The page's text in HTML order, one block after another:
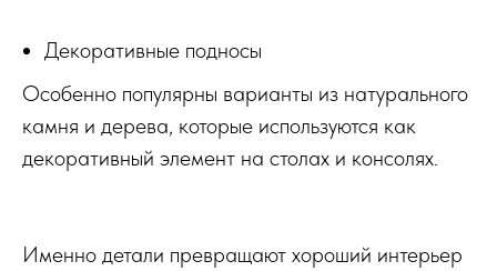
Декоративные подносы
Особенно популярны варианты из натурального
камня и дерева, которые используются как
декоративный элемент на столах и консолях.
Именно детали превращают хороший интерьер